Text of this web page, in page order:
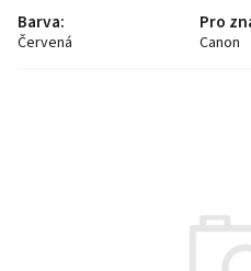
Barva:
Červená
Pro
Canon